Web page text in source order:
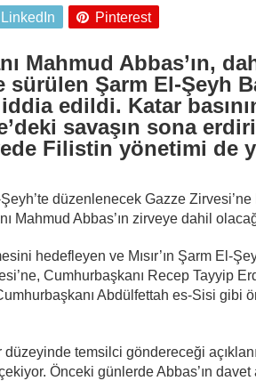
LinkedIn Pinterest
Mahmud Abbas’ın,
Şarm El-Şeyh
edildi. Katar
savaşın sona
Filistin yönetimi de
düzenlenecek Gazze Zirvesi’ne
Mahmud Abbas’ın zirveye dahil
hedefleyen ve Mısır’ın Şarm El-
Cumhurbaşkanı Recep Tayyip
Abdülfettah es-Sisi gibi
temsilci göndereceği
Önceki günlerde Abbas’ın davet